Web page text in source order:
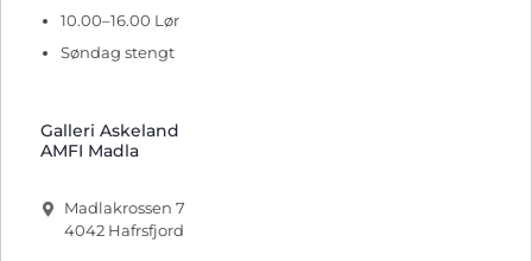
10.00–16.00 Lør
Søndag stengt
Galleri Askeland
AMFI Madla
Madlakrossen 7
4042 Hafrsfjord